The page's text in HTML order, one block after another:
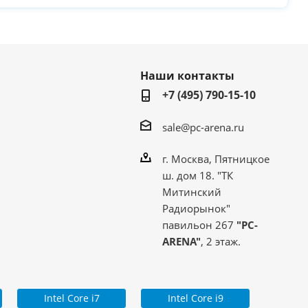
Наши контакты
+7 (495) 790-15-10
sale@pc-arena.ru
г. Москва, Пятницкое
ш. дом 18. "ТК
Митинский
Радиорынок"
павильон 267 "PC-
ARENA", 2 этаж.
Intel Core i7 Intel Core i9